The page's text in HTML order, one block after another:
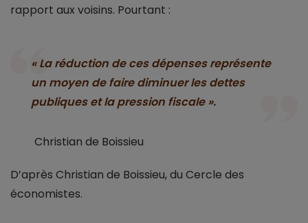
rapport aux voisins. Pourtant :
« La réduction de ces dépenses représente
un moyen de faire diminuer les dettes
publiques et la pression fiscale ».
Christian de Boissieu
D’après Christian de Boissieu, du Cercle des
économistes.